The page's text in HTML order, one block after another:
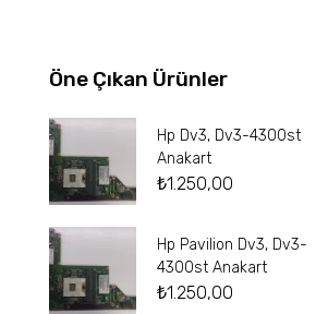
Öne Çıkan Ürünler
Hp Dv3, Dv3-4300st
Anakart
₺1.250,00
Hp Pavilion Dv3, Dv3-
4300st Anakart
₺1.250,00